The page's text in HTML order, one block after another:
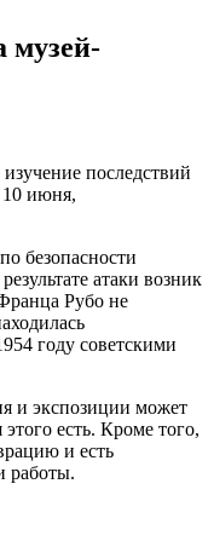
музей-
последствий
10 июня,
безопасности
атаки возник
Рубо не
году советскими
и экспозиции может
есть. Кроме того,
и есть
работы.